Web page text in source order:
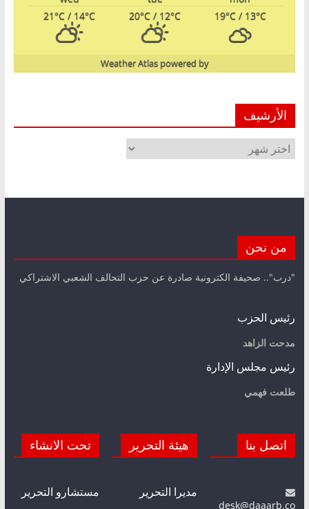
19°C/ 13°C
20°C / 12°C
21°C / 14°C
powered by
Weather Atlas
الأرشيف
الأرشيف
من نحن
"درب".. صحيفة الكترونية صادرة عن حزب التحالف الشعبي الاشتراكي
رئيس الحزب
مدحت الزاهد
رئيس مجلس الإدارة
طلعت فهمي
اتصل بنا
desk@daaarb.co
هيئة التحرير
مديرا التحرير
تحت الانشاء
مستشارو التحرير